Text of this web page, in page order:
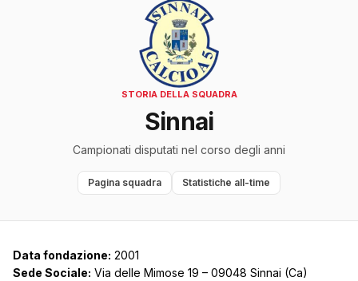
STORIA DELLA SQUADRA
Sinnai
Campionati disputati nel corso degli anni
Pagina squadra Statistiche all-time
Data fondazione: 2001
Sede Sociale: Via delle Mimose 19 – 09048 Sinnai (Ca)